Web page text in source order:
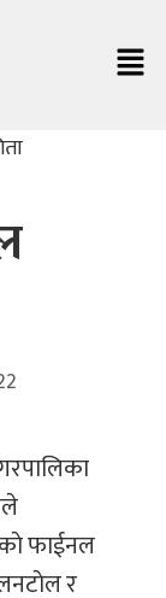
फाईनल
र